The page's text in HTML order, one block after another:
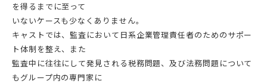
を得るまでに至って
いないケースも少なくありません。
キャストでは、監査において日系企業管理責任者のためのサポー
ト体制を整え、また
監査中に往往にして発見される税務問題、及び法務問題について
もグループ内の専門家に